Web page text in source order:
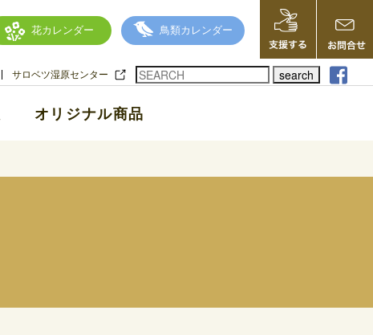
花カレンダー 鳥類カレンダー
サロベツ湿原センター search
オリジナル商品